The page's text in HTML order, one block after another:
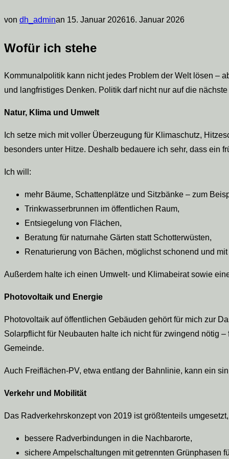
von dh_adminan Veröffentlicht
15. Januar 202616. Januar 2026
Wofür ich stehe
Kommunalpolitik kann nicht jedes Problem der Welt lösen –
und langfristiges Denken. Politik darf nicht nur auf die
Natur, Klima und Umwelt
Ich setze mich mit voller Überzeugung für Klimaschutz,
besonders unter Hitze. Deshalb bedauere ich sehr, dass ein
Ich will:
mehr Bäume, Schattenplätze und Sitzbänke – zum
Trinkwasserbrunnen im öffentlichen Raum,
Entsiegelung von Flächen,
Beratung für naturnahe Gärten statt Schotterwüsten,
Renaturierung von Bächen, möglichst schonend und
Außerdem halte ich einen Umwelt- und Klimabeirat sowie
Photovoltaik und Energie
Photovoltaik auf öffentlichen Gebäuden gehört für mich zur
Solarpflicht für Neubauten halte ich nicht für zwingend nötig
Gemeinde.
Auch Freiflächen-PV, etwa entlang der Bahnlinie, kann ein
Verkehr und Mobilität
Das Radverkehrskonzept von 2019 ist größtenteils
bessere Radverbindungen in die Nachbarorte,
sichere Ampelschaltungen mit getrennten Grünphasen